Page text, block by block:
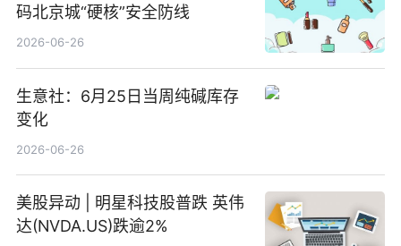
码北京城“硬核”安全防线
2026-06-26
生意社：6月25日当周纯碱库存
变化
2026-06-26
美股异动 | 明星科技股普跌 英伟
达(NVDA.US)跌逾2%